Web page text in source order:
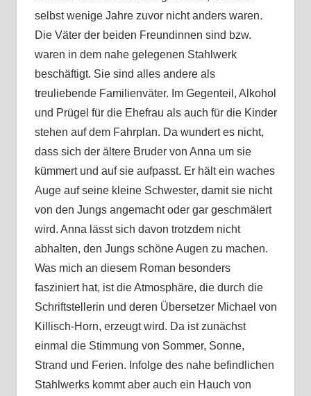
selbst wenige Jahre zuvor nicht anders waren.
Die Väter der beiden Freundinnen sind bzw.
waren in dem nahe gelegenen Stahlwerk
beschäftigt. Sie sind alles andere als
treuliebende Familienväter. Im Gegenteil, Alkohol
und Prügel für die Ehefrau als auch für die Kinder
stehen auf dem Fahrplan. Da wundert es nicht,
dass sich der ältere Bruder von Anna um sie
kümmert und auf sie aufpasst. Er hält ein waches
Auge auf seine kleine Schwester, damit sie nicht
von den Jungs angemacht oder gar geschmälert
wird. Anna lässt sich davon trotzdem nicht
abhalten, den Jungs schöne Augen zu machen.
Was mich an diesem Roman besonders
fasziniert hat, ist die Atmosphäre, die durch die
Schriftstellerin und deren Übersetzer Michael von
Killisch-Horn, erzeugt wird. Da ist zunächst
einmal die Stimmung von Sommer, Sonne,
Strand und Ferien. Infolge des nahe befindlichen
Stahlwerks kommt aber auch ein Hauch von